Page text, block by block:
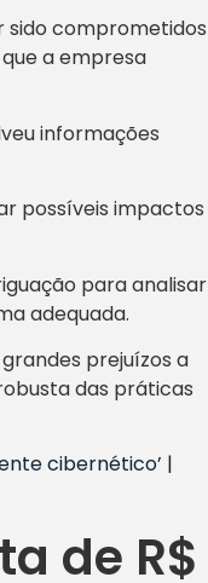
sido comprometidos
a empresa
informações
possíveis impactos
para analisar
adequada.
prejuízos a
das práticas
cibernético’ |
de R$